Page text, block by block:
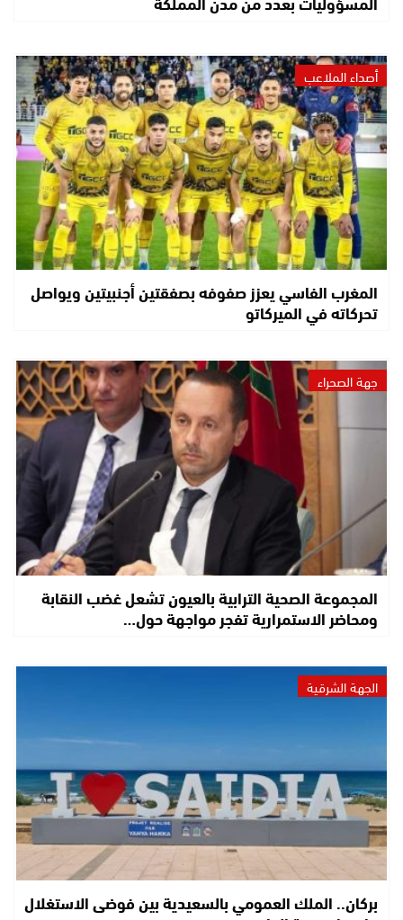
أصداء الملاعب
المغرب الفاسي يعزز صفوفه بصفقتين أجنبيتين ويواصل
تحركاته في الميركاتو
جهة الصحراء
المجموعة الصحية الترابية بالعيون تشعل غضب النقابة
ومحاضر الاستمرارية تفجر مواجهة حول…
الجهة الشرقية
بركان.. الملك العمومي بالسعيدية بين فوضى الاستغلال